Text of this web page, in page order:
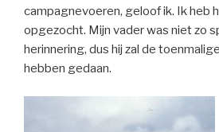
campagnevoeren, geloof ik. Ik heb
opgezocht. Mijn vader was niet zo
herinnering, dus hij zal de
hebben gedaan.